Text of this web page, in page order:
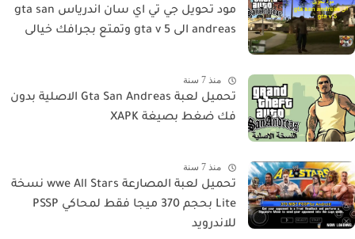
مود تحويل جي تي اي سان اندرياس gta san
andreas الى gta v 5 وتمتع بجرافك خيالى
منذ 7 سنة
تحميل لعبة Gta San Andreas الاصلية بدون
فك ضغط بصيغة XAPK
منذ 7 سنة
تحميل لعبة المصارعة wwe All Stars نسخة
Lite بحجم 370 ميجا فقط لمحاكي PSSP
للاندرويد